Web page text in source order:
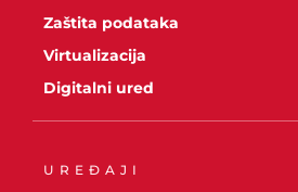
Zaštita podataka
Virtualizacija
Digitalni ured
UREĐAJI